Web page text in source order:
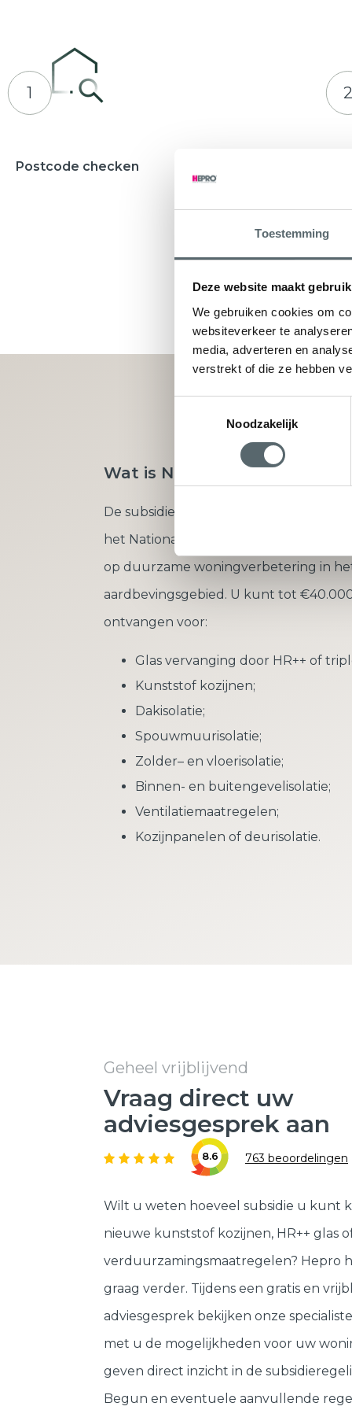
Toestemming
Deze website maakt
We gebruiken cookies om
websiteverkeer te
media, adverteren en
verstrekt of die ze hebben
Noodzakelijk
1
Postcode checken
2
Waarbij u
ontvangt
Wat is Nij Begun?
De subsidieregeling ‘Nij Begun’ is
het Nationaal Programma Groningen
op duurzame woningverbetering in
aardbevingsgebied. U kunt tot
ontvangen voor:
Glas vervanging door HR++ of
Kunststof kozijnen;
Dakisolatie;
Spouwmuurisolatie;
Zolder– en vloerisolatie;
Binnen- en buitengevelisolatie;
Ventilatiemaatregelen;
Kozijnpanelen of deurisolatie.
Geheel vrijblijvend
Vraag direct uw
adviesgesprek aan
8.6 763 beoordelingen
Wilt u weten hoeveel subsidie u kunt
nieuwe kunststof kozijnen, HR++ glas
verduurzamingsmaatregelen? Hepro
graag verder. Tijdens een gratis en
adviesgesprek bekijken onze
met u de mogelijkheden voor uw
geven direct inzicht in de
Begun en eventuele aanvullende